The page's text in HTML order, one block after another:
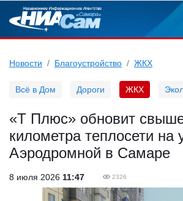
Новости Благоустройство ЖКХ
Всё в Дом Дороги ЖКХ
«Т Плюс» обновит
километра теплосети на
Аэродромной в Самаре
8 июля 2026 11:47 2326